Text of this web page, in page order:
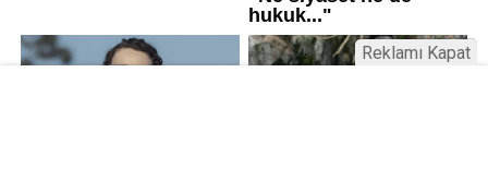
Reklamı Kapat